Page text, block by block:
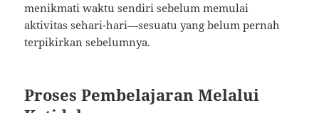
menikmati waktu sendiri sebelum memulai
aktivitas sehari-hari—sesuatu yang belum pernah
terpikirkan sebelumnya.
Proses Pembelajaran Melalui